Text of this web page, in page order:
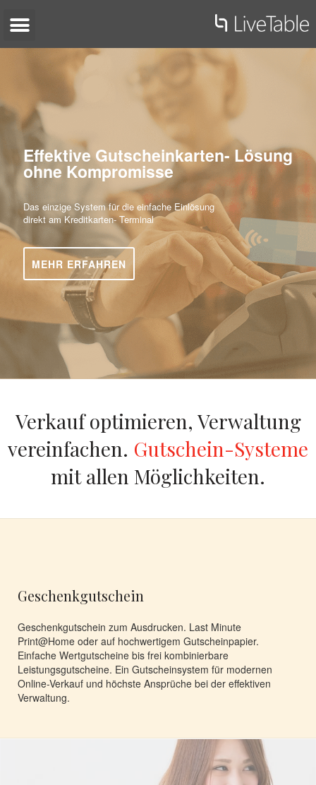
Effektive Gutscheinkarten- Lösung
ohne Kompromisse
Das einzige System für die einfache Einlösung
direkt am Kreditkarten- Terminal
MEHR ERFAHREN
Verkauf optimieren, Verwaltung
vereinfachen. Gutschein-Systeme
mit allen Möglichkeiten.
Geschenkgutschein
Geschenkgutschein zum Ausdrucken. Last Minute
Print@Home oder auf hochwertigem Gutscheinpapier.
Einfache Wertgutscheine bis frei kombinierbare
Leistungsgutscheine. Ein Gutscheinsystem für modernen
Online-Verkauf und höchste Ansprüche bei der effektiven
Verwaltung.​